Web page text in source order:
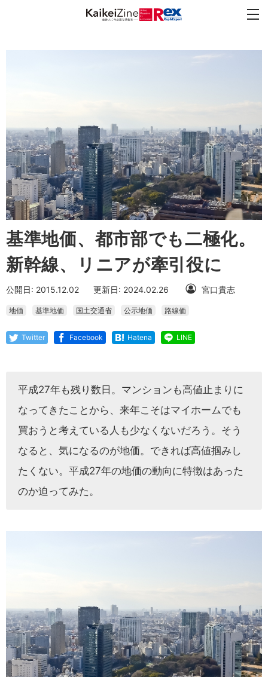
基準地価、都市部でも二極化。
新幹線、リニアが牽引役に
公開日: 2015.12.02 更新日: 2024.02.26 宮口貴志
地価 基準地価 国土交通省 公示地価 路線価
Twitter Facebook Hatena LINE
平成27年も残り数日。マンションも高値止まりに
なってきたことから、来年こそはマイホームでも
買おうと考えている人も少なくないだろう。そう
なると、気になるのが地価。できれば高値掴みし
たくない。平成27年の地価の動向に特徴はあった
のか迫ってみた。